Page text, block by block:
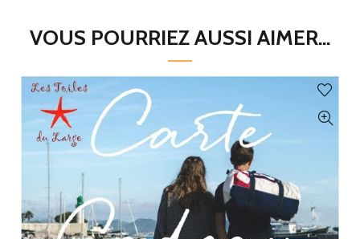
VOUS POURRIEZ AUSSI AIMER...